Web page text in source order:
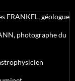
FRANKEL, géologue
photographe du